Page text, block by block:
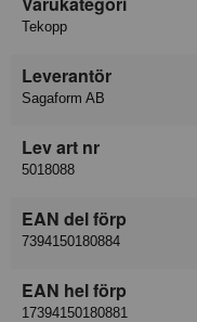
Tekopp
Leverantör
Sagaform AB
Lev art nr
5018088
EAN del förp
7394150180884
EAN hel förp
17394150180881